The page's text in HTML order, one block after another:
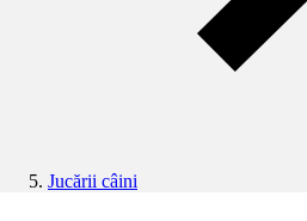
Jucării câini